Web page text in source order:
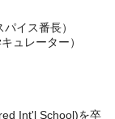
イス番長）
ュレーター）
Int'l School)を卒